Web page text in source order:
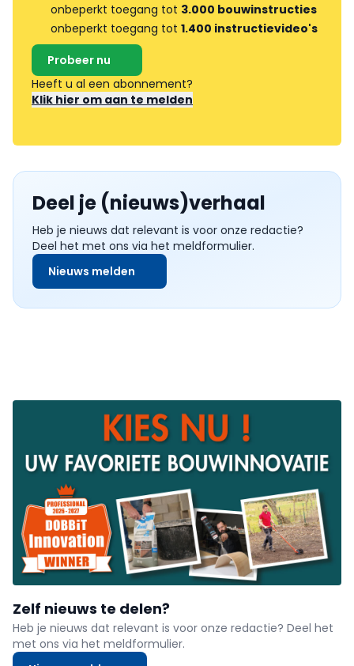
onbeperkt toegang tot 3.000 bouwinstructies
onbeperkt toegang tot 1.400 instructievideo's
Probeer nu
Heeft u al een abonnement?
Klik hier om aan te melden
Deel je (nieuws)verhaal
Heb je nieuws dat relevant is voor onze redactie?
Deel het met ons via het meldformulier.
Nieuws melden
Zelf nieuws te delen?
Heb je nieuws dat relevant is voor onze redactie? Deel het
met ons via het meldformulier.